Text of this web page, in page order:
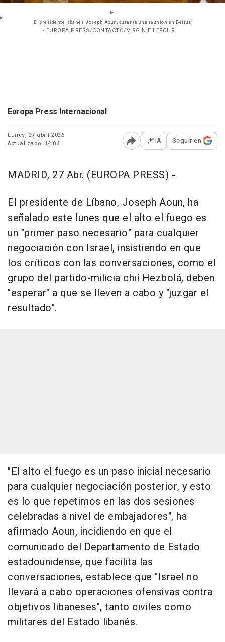
El presidente libanés, Joseph Aoun, durante una reunión en Beirut.
- EUROPA PRESS/CONTACTO/VIRGINIE LEFOUR
Europa Press Internacional
Lunes, 27 abril 2026
Actualizado: 14:06
Abrir opciones para
IA Seguir en
MADRID, 27 Abr. (EUROPA PRESS) -
El presidente de Líbano, Joseph Aoun, ha
señalado este lunes que el alto el fuego es
un "primer paso necesario" para cualquier
negociación con Israel, insistiendo en que
los críticos con las conversaciones, como el
grupo del partido-milicia chií Hezbolá, deben
"esperar" a que se lleven a cabo y "juzgar el
resultado".
"El alto el fuego es un paso inicial necesario
para cualquier negociación posterior, y esto
es lo que repetimos en las dos sesiones
celebradas a nivel de embajadores", ha
afirmado Aoun, incidiendo en que el
comunicado del Departamento de Estado
estadounidense, que facilita las
conversaciones, establece que "Israel no
llevará a cabo operaciones ofensivas contra
objetivos libaneses", tanto civiles como
militares del Estado libanés.